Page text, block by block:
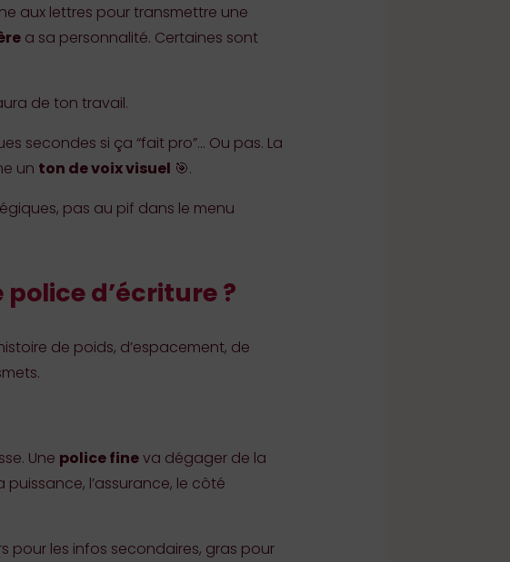
aux lettres pour transmettre une
a sa personnalité. Certaines sont
de ton travail.
secondes si ça “fait pro”… Ou pas. La
un ton de voix visuel 🎯.
pas au pif dans le menu
d’écriture ?
de poids, d’espacement, de
Une police fineva dégager de la
puissance, l’assurance, le côté
pour les infos secondaires, gras pour